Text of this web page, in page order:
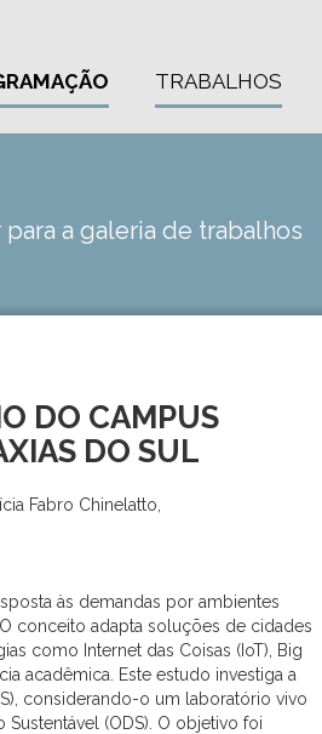
TRABALHOS
para a galeria de trabalhos
DO CAMPUS
DO SUL
Fabro Chinelatto,
às demandas por ambientes
conceito adapta soluções de cidades
como Internet das Coisas (IoT), Big
acadêmica. Este estudo investiga a
considerando-o um laboratório vivo
(ODS). O objetivo foi